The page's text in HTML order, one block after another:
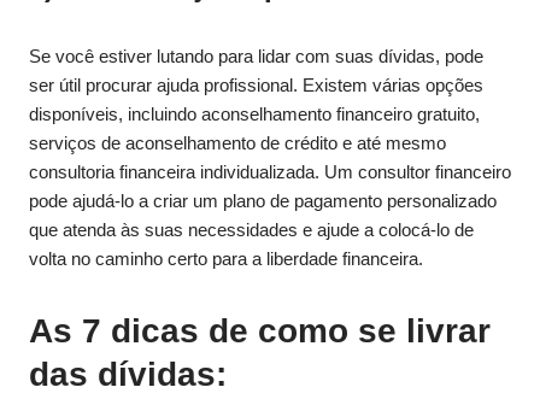
Se você estiver lutando para lidar com suas dívidas, pode
ser útil procurar ajuda profissional. Existem várias opções
disponíveis, incluindo aconselhamento financeiro gratuito,
serviços de aconselhamento de crédito e até mesmo
consultoria financeira individualizada. Um consultor financeiro
pode ajudá-lo a criar um plano de pagamento personalizado
que atenda às suas necessidades e ajude a colocá-lo de
volta no caminho certo para a liberdade financeira.
As 7 dicas de como se livrar
das dívidas: